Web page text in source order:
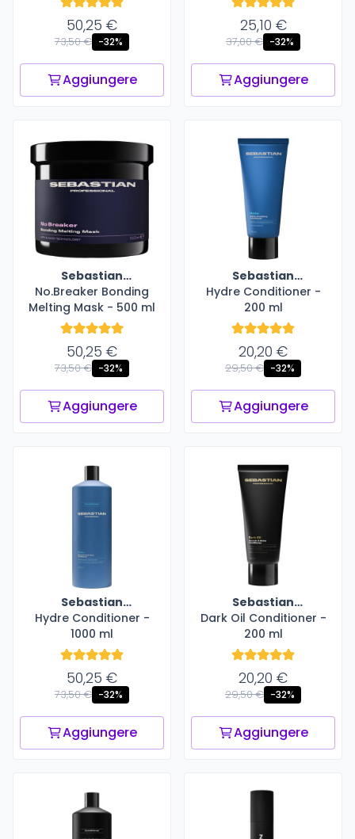
50,25 €
73,50 € -32%
Aggiungere
25,10 €
37,00 € -32%
Aggiungere
Sebastian
Professional
No.Breaker Bonding
Melting Mask - 500 ml
50,25 €
73,50 € -32%
Aggiungere
Sebastian
Professional
Hydre Conditioner -
200 ml
20,20 €
29,50 € -32%
Aggiungere
Sebastian
Professional
Hydre Conditioner -
1000 ml
50,25 €
73,50 € -32%
Aggiungere
Sebastian
Professional
Dark Oil Conditioner -
200 ml
20,20 €
29,50 € -32%
Aggiungere